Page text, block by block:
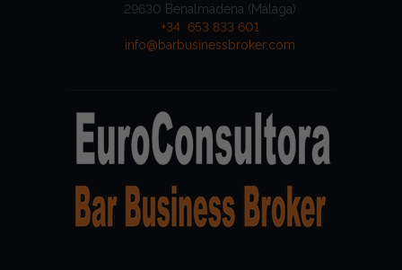
29630 Benalmádena (Málaga)
+34 653 833 601
info@barbusinessbroker.com